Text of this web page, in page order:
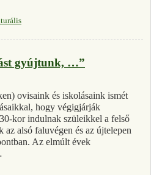
gyújtunk, …”
ovisaink és iskolásaink ismét
hogy végigjárják
kor indulnak szüleikkel a felső
az alsó faluvégen és az újtelepen
Az elmúlt évek